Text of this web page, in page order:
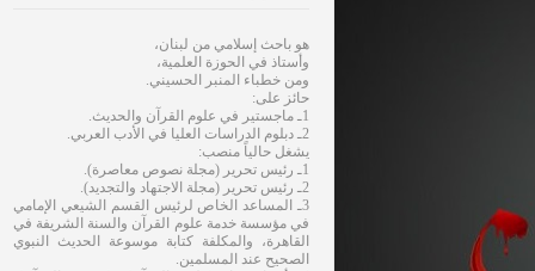
هو باحث إسلامي من لبنان،
وأستاذ في الحوزة العلمية،
ومن خطباء المنبر الحسيني.
حائز على:
يشغل حالياً منصب:
3ـ المساعد الخاص لرئيس القسم الشيعي الإمامي
في مؤسسة خدمة علوم القرآن والسنة الشريفة في
القاهرة، والمكلفة كتابة موسوعة الحديث النبوي
الصحيح عند المسلمين.